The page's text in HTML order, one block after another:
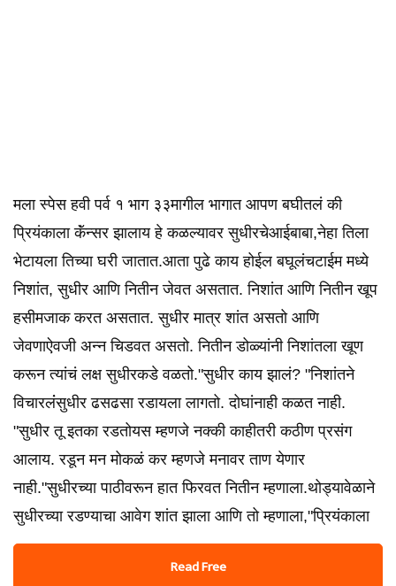
मला स्पेस हवी पर्व १ भाग ३३मागील भागात आपण बघीतलं की
प्रियंकाला कॅंन्सर झालाय हे कळल्यावर सुधीरचेआईबाबा,नेहा तिला
भेटायला तिच्या घरी जातात.आता पुढे काय होईल बघूलंचटाईम मध्ये
निशांत, सुधीर आणि नितीन जेवत असतात. निशांत आणि नितीन खूप
हसीमजाक करत असतात. सुधीर मात्र शांत असतो आणि
जेवणाऐवजी अन्न चिडवत असतो. नितीन डोळ्यांनी निशांतला खूण
करून त्यांचं लक्ष सुधीरकडे वळतो."सुधीर काय झालं? "निशांतने
विचारलंंसुधीर ढसढसा रडायला लागतो. दोघांनाही कळत नाही.
"सुधीर तू इतका रडतोयस म्हणजे नक्की काहीतरी कठीण प्रसंग
आलाय. रडून मन मोकळं कर म्हणजे मनावर ताण येणार
नाही."सुधीरच्या पाठीवरून हात फिरवत नितीन म्हणाला.थोड्यावेळाने
सुधीरच्या रडण्याचा आवेग शांत झाला आणि तो म्हणाला,"प्रियंकाला
Read Free